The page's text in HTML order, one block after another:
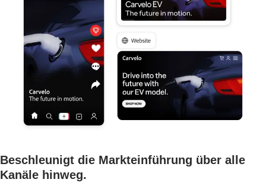
Beschleunigt die Markteinführung über alle
Kanäle hinweg.